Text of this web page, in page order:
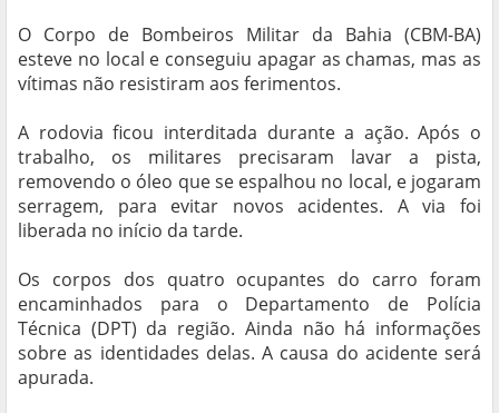
O Corpo de Bombeiros Militar da Bahia (CBM-BA)
esteve no local e conseguiu apagar as chamas, mas as
vítimas não resistiram aos ferimentos.
A rodovia ficou interditada durante a ação. Após o
trabalho, os militares precisaram lavar a pista,
removendo o óleo que se espalhou no local, e jogaram
serragem, para evitar novos acidentes. A via foi
liberada no início da tarde.
Os corpos dos quatro ocupantes do carro foram
encaminhados para o Departamento de Polícia
Técnica (DPT) da região. Ainda não há informações
sobre as identidades delas. A causa do acidente será
apurada.